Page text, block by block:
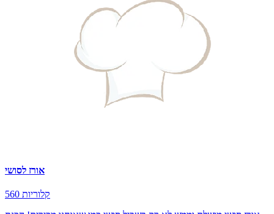
אורז לסושי
560 קלוריות